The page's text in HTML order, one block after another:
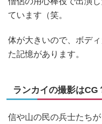
ています（笑。
体が大きいので、ボデ
た記憶があります。
ランカイの撮影はCG
信や山の民の兵士たち